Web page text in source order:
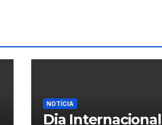
NOTÍCIA
Dia